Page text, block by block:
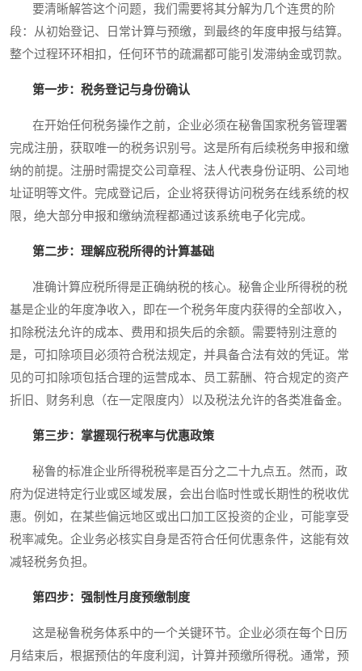
要清晰解答这个问题，我们需要将其分解为几个连贯的阶
段：从初始登记、日常计算与预缴，到最终的年度申报与结算。
整个过程环环相扣，任何环节的疏漏都可能引发滞纳金或罚款。
第一步：税务登记与身份确认
在开始任何税务操作之前，企业必须在秘鲁国家税务管理署
完成注册，获取唯一的税务识别号。这是所有后续税务申报和缴
纳的前提。注册时需提交公司章程、法人代表身份证明、公司地
址证明等文件。完成登记后，企业将获得访问税务在线系统的权
限，绝大部分申报和缴纳流程都通过该系统电子化完成。
第二步：理解应税所得的计算基础
准确计算应税所得是正确纳税的核心。秘鲁企业所得税的税
基是企业的年度净收入，即在一个税务年度内获得的全部收入，
扣除税法允许的成本、费用和损失后的余额。需要特别注意的
是，可扣除项目必须符合税法规定，并具备合法有效的凭证。常
见的可扣除项包括合理的运营成本、员工薪酬、符合规定的资产
折旧、财务利息（在一定限度内）以及税法允许的各类准备金。
第三步：掌握现行税率与优惠政策
秘鲁的标准企业所得税税率是百分之二十九点五。然而，政
府为促进特定行业或区域发展，会出台临时性或长期性的税收优
惠。例如，在某些偏远地区或出口加工区投资的企业，可能享受
税率减免。企业务必核实自身是否符合任何优惠条件，这能有效
减轻税务负担。
第四步：强制性月度预缴制度
这是秘鲁税务体系中的一个关键环节。企业必须在每个日历
月结束后，根据预估的年度利润，计算并预缴所得税。通常，预